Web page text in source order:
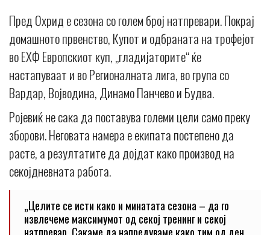
Пред Охрид е сезона со голем број натпревари. Покрај
домашното првенство, Купот и одбраната на трофејот
во ЕХФ Европскиот куп, „гладијаторите“ ќе
настапуваат и во Регионалната лига, во група со
Вардар, Војводина, Динамо Панчево и Будва.
Ројевиќ не сака да поставува големи цели само преку
зборови. Неговата намера е екипата постепено да
расте, а резултатите да дојдат како производ на
секојдневната работа.
„Целите се исти како и минатата сезона – да го
извлечеме максимумот од секој тренинг и секој